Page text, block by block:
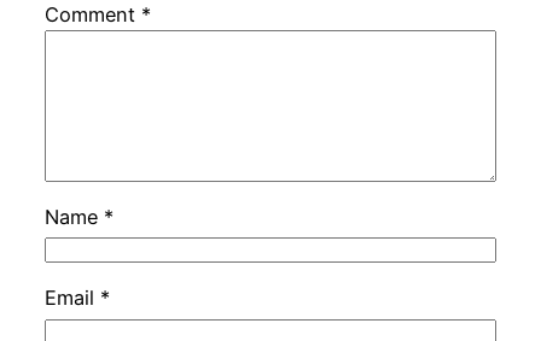
Comment *
Name *
Email *